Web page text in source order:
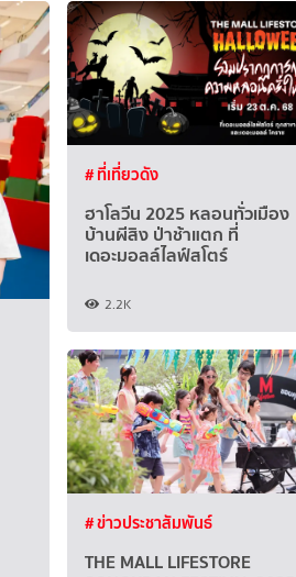
# ที่เที่ยวดัง
ฮาโลวีน 2025 หลอนทั่วเมือง
บ้านผีสิง ป่าช้าแตก ที่
เดอะมอลล์ไลฟ์สโตร์
2.2K
# ข่าวประชาสัมพันธ์
THE MALL LIFESTORE